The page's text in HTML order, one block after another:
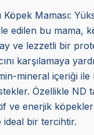
Maması:
edilen bu mama,
ve lezzetli bir
karşılamaya
mineral içeriği ile
Özellikle ND
ve enerjik
ideal bir tercihtir.